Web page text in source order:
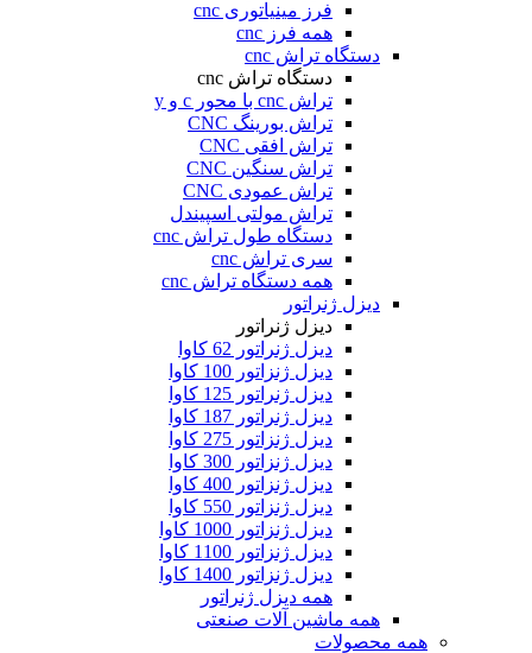
فرز مینیاتوری cnc
همه فرز cnc
دستگاه تراش cnc
دستگاه تراش cnc
تراش cnc با محور c و y
تراش بورینگ CNC
تراش افقی CNC
تراش سنگین CNC
تراش عمودی CNC
تراش مولتی اسپیندل
دستگاه طول تراش cnc
سری تراش cnc
همه دستگاه تراش cnc
دیزل ژنراتور
دیزل ژنراتور
دیزل ژنراتور 62 کاوا
دیزل ژنزاتور 100 کاوا
دیزل ژنراتور 125 کاوا
دیزل ژنراتور 187 کاوا
دیزل ژنزاتور 275 کاوا
دیزل ژنزاتور 300 کاوا
دیزل ژنزاتور 400 کاوا
دیزل ژنزاتور 550 کاوا
دیزل ژنزاتور 1000 کاوا
دیزل ژنزاتور 1100 کاوا
دیزل ژنزاتور 1400 کاوا
همه دیزل ژنراتور
همه ماشین آلات صنعتی
همه محصولات